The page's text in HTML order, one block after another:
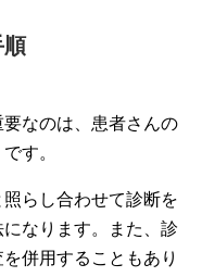
順
なのは、患者さんの
す。
らし合わせて診断を
なります。また、診
併用することもあり